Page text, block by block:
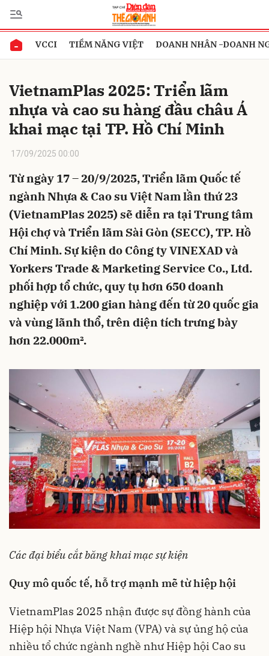
VCCI TIỀM NĂNG VIỆT DOANH NHÂN -DOANH
VietnamPlas 2025: Triển lãm
nhựa và cao su hàng đầu châu Á
khai mạc tại TP. Hồ Chí Minh
17/09/2025 00:00
Từ ngày 17 – 20/9/2025, Triển lãm Quốc tế
ngành Nhựa & Cao su Việt Nam lần thứ 23
(VietnamPlas 2025) sẽ diễn ra tại Trung tâm
Hội chợ và Triển lãm Sài Gòn (SECC), TP. Hồ
Chí Minh. Sự kiện do Công ty VINEXAD và
Yorkers Trade & Marketing Service Co., Ltd.
phối hợp tổ chức, quy tụ hơn 650 doanh
nghiệp với 1.200 gian hàng đến từ 20 quốc gia
và vùng lãnh thổ, trên diện tích trưng bày
hơn 22.000m².
Các đại biểu cắt băng khai mạc sự kiện
Quy mô quốc tế, hỗ trợ mạnh mẽ từ hiệp hội
VietnamPlas 2025 nhận được sự đồng hành của
Hiệp hội Nhựa Việt Nam (VPA) và sự ủng hộ của
nhiều tổ chức ngành nghề như Hiệp hội Cao su
Gửi bình luận
Hủy Gửi